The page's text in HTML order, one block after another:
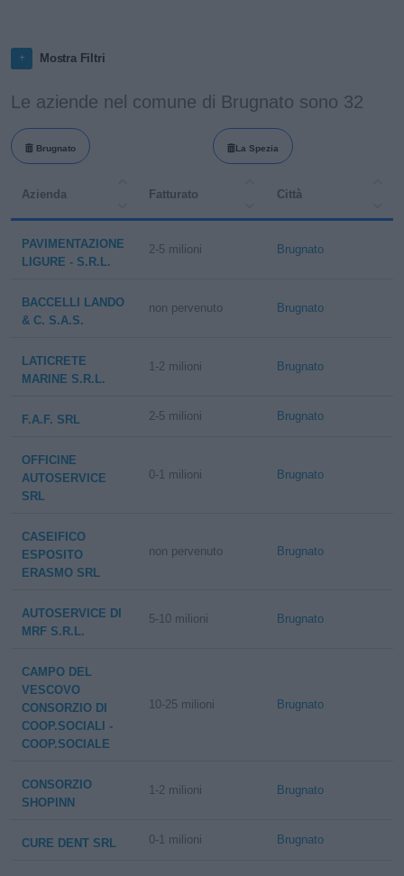
Mostra Filtri
Le aziende nel comune di Brugnato sono 32
Brugnato La Spezia
Azienda Fatturato Città
PAVIMENTAZIONE
LIGURE - S.R.L.
2-5 milioni Brugnato
BACCELLI LANDO
& C. S.A.S.
non pervenuto Brugnato
LATICRETE
MARINE S.R.L.
1-2 milioni Brugnato
F.A.F. SRL 2-5 milioni Brugnato
OFFICINE
AUTOSERVICE
SRL
0-1 milioni Brugnato
CASEIFICO
ESPOSITO
ERASMO SRL
non pervenuto Brugnato
AUTOSERVICE DI
MRF S.R.L.
5-10 milioni Brugnato
CAMPO DEL
VESCOVO
CONSORZIO DI
COOP.SOCIALI -
COOP.SOCIALE
10-25 milioni Brugnato
CONSORZIO
SHOPINN
1-2 milioni Brugnato
CURE DENT SRL 0-1 milioni Brugnato